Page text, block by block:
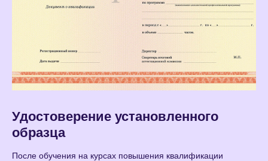
Удостоверение установленного
образца
После обучения на курсах повышения квалификации